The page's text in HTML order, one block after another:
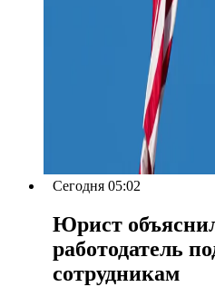
Сегодня 05:02
Юрист
работодатель
сотрудникам